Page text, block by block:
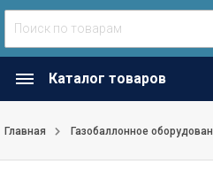
Каталог товаров
Главная Газобаллонное